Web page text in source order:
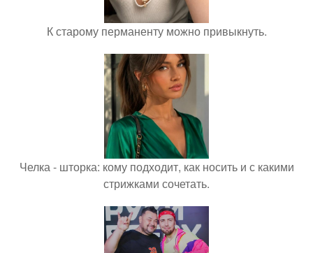
К старому перманенту можно привыкнуть.
Челка - шторка: кому подходит, как носить и с какими
стрижками сочетать.